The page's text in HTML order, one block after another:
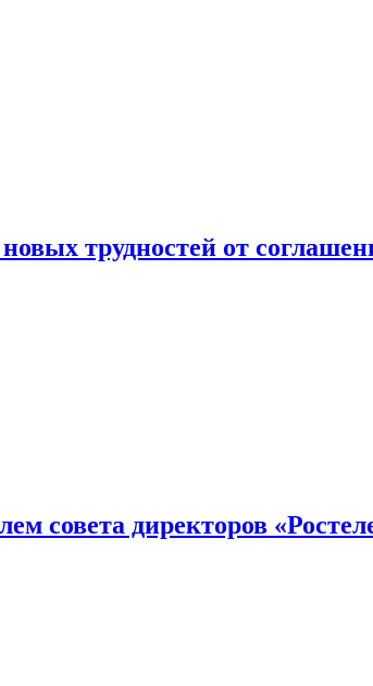
трудностей от
совета директоров